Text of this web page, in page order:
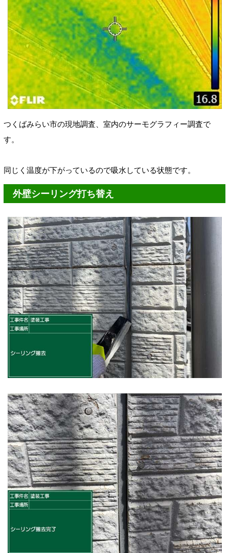
つくばみらい市の現地調査、室内のサーモグラフィー調査で
す。
同じく温度が下がっているので吸水している状態です。
外壁シーリング打ち替え